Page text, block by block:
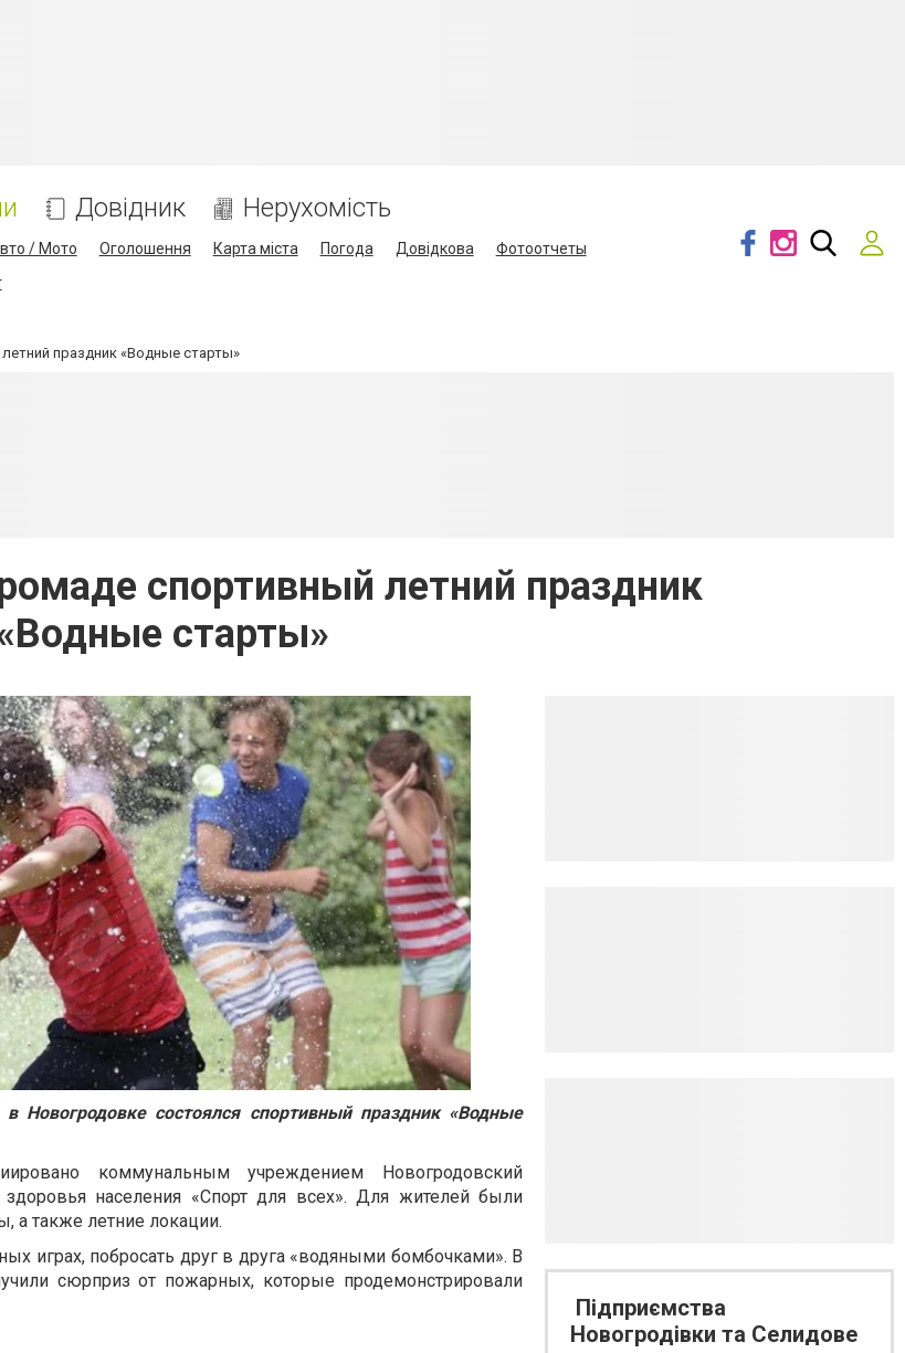
Довідник Нерухомість
/ Мото Оголошення Карта міста Погода Довідкова
Фотоотчеты
праздник «Водные старты»
спортивный летний праздник
старты»
Новогродовке состоялся спортивный праздник «Водные
коммунальным учреждением Новогродовский
населения «Спорт для всех». Для жителей были
а также летние локации.
играх, побросать друг в друга «водяными бомбочками». В
сюрприз от пожарных, которые продемонстрировали
Підприємства
Новогродівки та Селидове